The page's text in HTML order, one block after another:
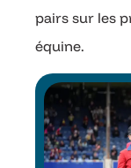
pairs sur les
équine.